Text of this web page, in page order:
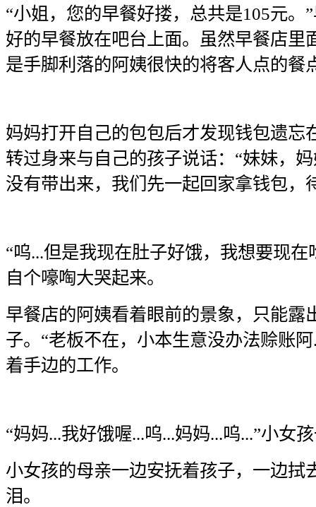
“小姐，您的早餐好搂，总共是105元。
好的早餐放在吧台上面。虽然早餐店里
是手脚利落的阿姨很快的将客人点的餐
妈妈打开自己的包包后才发现钱包遗忘
转过身来与自己的孩子说话：“妹妹，
没有带出来，我们先一起回家拿钱包，
“呜...但是我现在肚子好饿，我想要现在
自个嚎啕大哭起来。
早餐店的阿姨看着眼前的景象，只能露
子。“老板不在，小本生意没办法赊账
着手边的工作。
“妈妈...我好饿喔...呜...妈妈...呜...”小女
小女孩的母亲一边安抚着孩子，一边拭
泪。